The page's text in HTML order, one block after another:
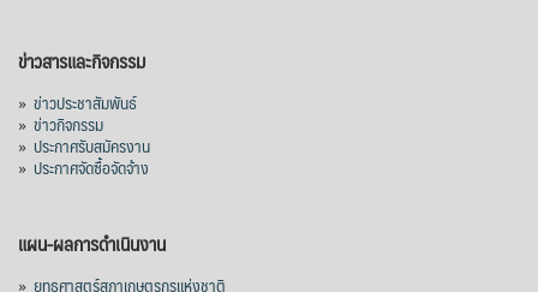
ข่าวสารและกิจกรรม
» ข่าวประชาสัมพันธ์
» ข่าวกิจกรรม
» ประกาศรับสมัครงาน
» ประกาศจัดซื้อจัดจ้าง
แผน-ผลการดำเนินงาน
» ยุทธศาสตร์สภาเกษตรกรแห่งชาติ